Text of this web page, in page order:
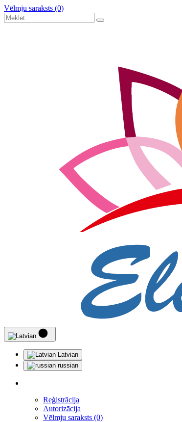
Vēlmju saraksts (0)
Latvian
russian
Reģistrācija
Autorizācija
Vēlmju saraksts (0)